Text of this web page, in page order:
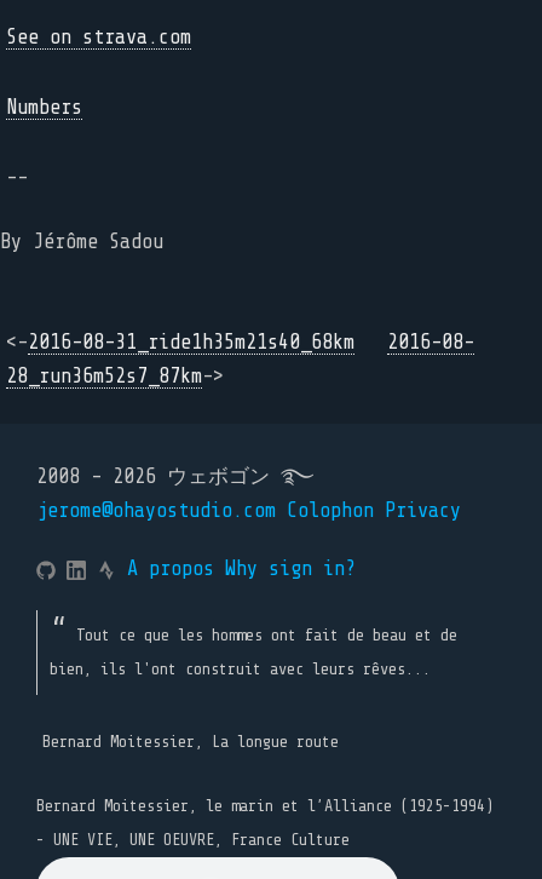
See on strava.com
Numbers
--
By Jérôme Sadou
<-2016-08-31_ride1h35m21s40_68km
2016-08-
28_run36m52s7_87km->
2008 - 2026 ウェボゴン ࿐
jerome@ohayostudio.com Colophon Privacy
A propos Why sign in?
Tout ce que les hommes ont fait de beau et de
bien, ils l'ont construit avec leurs rêves...
Bernard Moitessier, La longue route
Bernard Moitessier, le marin et l’Alliance (1925-1994)
- UNE VIE, UNE OEUVRE, France Culture